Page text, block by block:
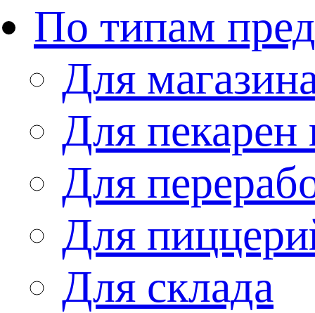
По типам
Для
Для пекарен
Для
Для
Для склада